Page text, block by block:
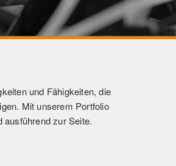
und Fähigkeiten, die
Mit unserem Portfolio
ausführend zur Seite.